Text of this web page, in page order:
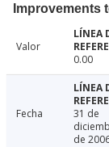
Improvements
Valor
0.00
Fecha
31 de
de